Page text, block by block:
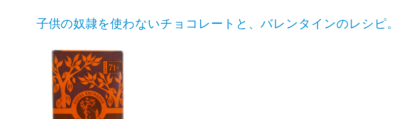
子供の奴隷を使わないチョコレートと、バレンタインのレシピ。